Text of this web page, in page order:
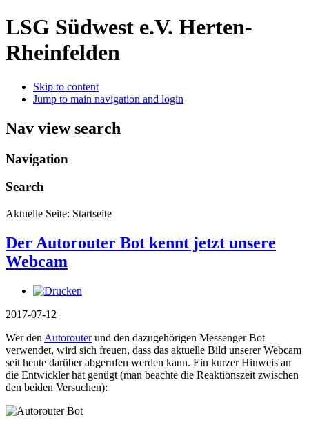
LSG Südwest e.V. Herten-
Rheinfelden
Skip to content
Jump to main navigation and login
Nav view search
Navigation
Search
Aktuelle Seite: Startseite
Der Autorouter Bot kennt jetzt unsere
Webcam
2017-07-12
Wer den Autorouterund den dazugehörigen Messenger Bot
verwendet, wird sich freuen, dass das aktuelle Bild unserer Webcam
seit heute darüber abgerufen werden kann. Ein kurzer Hinweis an
die Entwickler hat genügt (man beachte die Reaktionszeit zwischen
den beiden Versuchen):